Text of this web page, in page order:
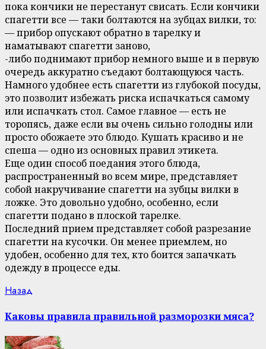
пока кончики не перестанут свисать. Если кончики
спагетти все — таки болтаются на зубцах вилки, то:
— прибор опускают обратно в тарелку и
наматывают спагетти заново,
-либо поднимают прибор немного выше и в первую
очередь аккуратно съедают болтающуюся часть.
Намного удобнее есть спагетти из глубокой посуды,
это позволит избежать риска испачкаться самому
или испачкать стол. Самое главное — есть не
торопясь, даже если вы очень сильно голодны или
просто обожаете это блюдо. Кушать красиво и не
спеша — одно из основных правил этикета.
Еще один способ поедания этого блюда,
распространенный во всем мире, представляет
собой накручивание спагетти на зубцы вилки в
ложке. Это довольно удобно, особенно, если
спагетти подано в плоской тарелке.
Последний прием представляет собой разрезание
спагетти на кусочки. Он менее приемлем, но
удобен, особенно для тех, кто боится запачкать
одежду в процессе еды.
Continue
Reading
Назад
Каковы правила правильной разморозки мяса?